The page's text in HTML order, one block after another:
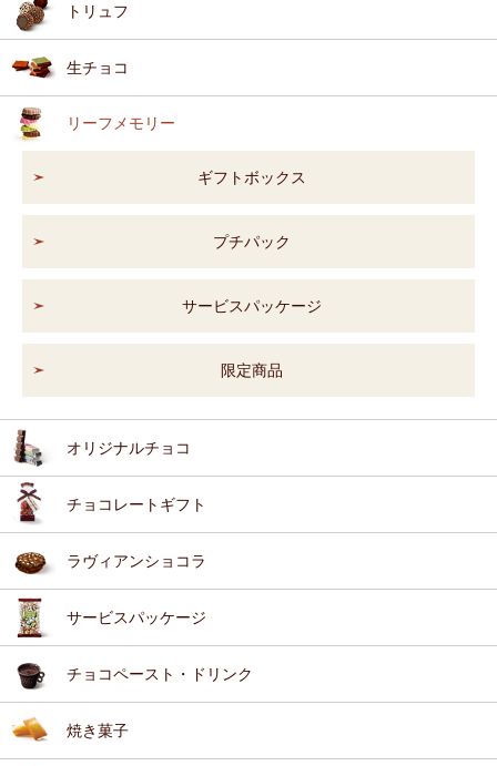
トリュフ
生チョコ
リーフメモリー
ギフトボックス
プチパック
サービスパッケージ
限定商品
オリジナルチョコ
チョコレートギフト
ラヴィアンショコラ
サービスパッケージ
チョコペースト・ドリンク
焼き菓子